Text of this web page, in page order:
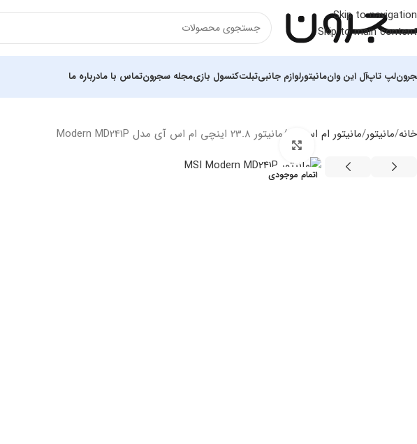
Skip to navigation
Skip to main content
لپ تاپآل این وانمانیتورلوازم جانبیتبلتکنسول بازیمجله سجرونتماس با مادرباره ما
خانه مانیتور مانیتور ام اس آی مانیتور 23.8 اینچی ام اس آی مدل Modern MD241P
اتمام موجودی